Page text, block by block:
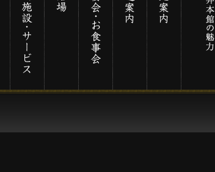
館内施
大浴場
ご宴会・ 交通案内 観光案内
松井
力